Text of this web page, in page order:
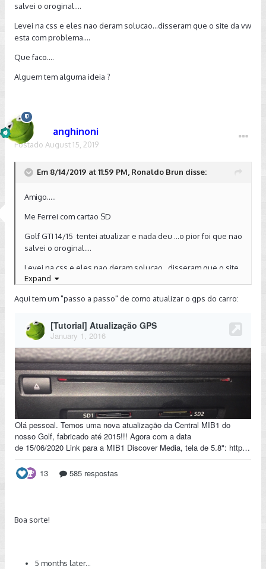
salvei o oroginal....
Levei na css e eles nao deram solucao...disseram que o site da vw
esta com problema....
Que faco....
Alguem tem alguma ideia ?
anghinoni
Postado August 15, 2019
Em 8/14/2019 at 11:59 PM, Ronaldo Brun disse:
Amigo.....
Me Ferrei com cartao SD
Golf GTI 14/15 tentei atualizar e nada deu ...o pior foi que nao
salvei o oroginal....
Levei na css e eles nao deram solucao...disseram que o site
da vw esta com problema....
Que faco....
Alguem tem alguma ideia ?
Expand
Aqui tem um "passo a passo" de como atualizar o gps do carro:
Boa sorte!
5 months later...